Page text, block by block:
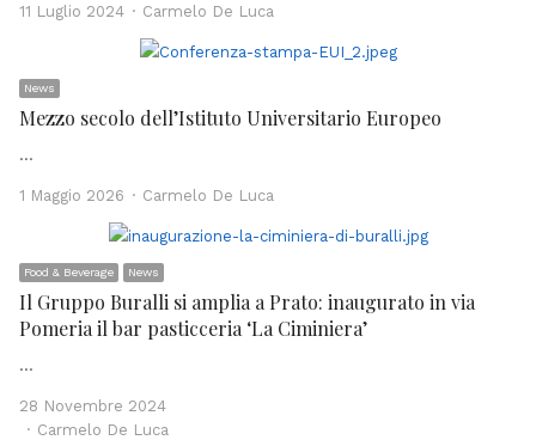
11 Luglio 2024 Author
Carmelo De Luca
News
Mezzo secolo dell’Istituto Universitario Europeo
…
1 Maggio 2026 Author
Carmelo De Luca
Food & Beverage News
Il Gruppo Buralli si amplia a Prato: inaugurato in via
Pomeria il bar pasticceria ‘La Ciminiera’
…
28 Novembre 2024
Author
Carmelo De Luca